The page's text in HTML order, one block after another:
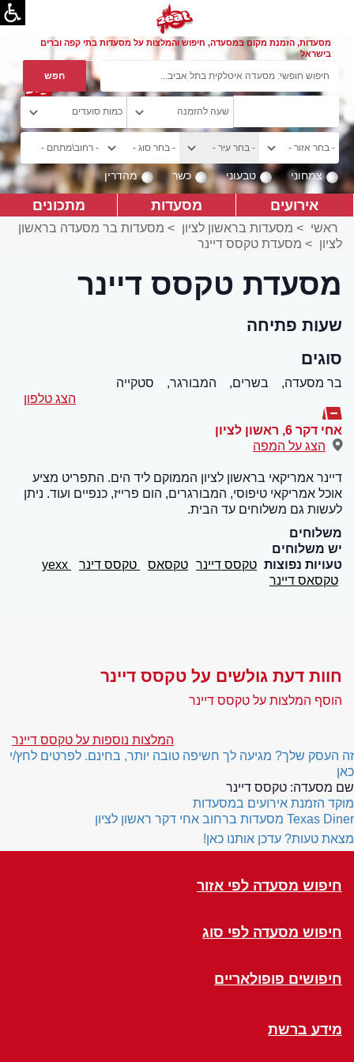
מסעדות, הזמנת מקום במסעדה, חיפוש והמלצות על מסעדות בתי קפה וברים
בישראל
צמחוני טבעוני כשר מהדרין
אירועים מסעדות מתכונים
ראשי > מסעדות בראשון לציון > מסעדות בר מסעדה בראשון
לציון > מסעדת טקסס דיינר
מסעדת טקסס דיינר
שעות פתיחה
סוגים
בר מסעדה, בשרים, המבורגר,
סטקייה
הצג טלפון
אחי דקר 6 , ראשון לציון
הצג על המפה
דיינר אמריקאי בראשון לציון הממוקם ליד הים. התפריט מציע
אוכל אמריקאי טיפוסי, המבורגרים, הום פרייז, כנפיים ועוד. ניתן
לעשות גם משלוחים עד הבית.
משלוחים
יש משלוחים
טעויות נפוצות טקסס דיינר טקסאס טקסס דינר
טקסאס דיינר
חוות דעת גולשים על טקסס דיינר
הוסף המלצות על טקסס דיינר
המלצות נוספות על טקסס דיינר
זה העסק שלך? מגיעה לך חשיפה טובה יותר, בחינם. לפרטים לחץ/י
כאן
שם מסעדה: טקסס דיינר
מוקד הזמנת אירועים במסעדות
Texas Diner מסעדות ברחוב אחי דקר ראשון לציון
מצאת טעות? עדכן אותנו כאן!
חיפוש מסעדה לפי אזור
חיפוש מסעדה לפי סוג
חיפושים פופולאריים
מידע ברשת